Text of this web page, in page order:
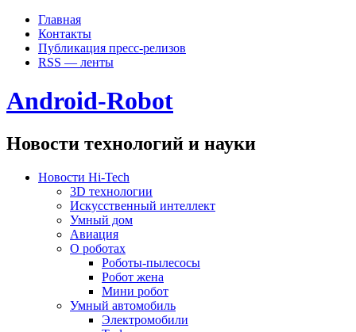
Главная
Контакты
Публикация пресс-релизов
RSS — ленты
Android-Robot
Новости технологий и науки
Новости Hi-Tech
3D технологии
Искусственный интеллект
Умный дом
Авиация
О роботах
Роботы-пылесосы
Робот жена
Мини робот
Умный автомобиль
Электромобили